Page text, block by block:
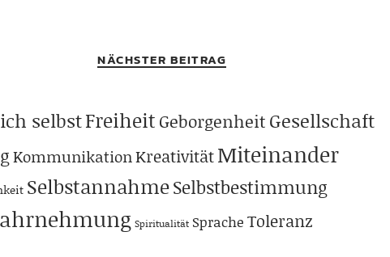
NÄCHSTER BEITRAG
selbstFreiheit Geborgenheit Gesellschaft
KommunikationKreativitätMiteinander
SelbstannahmeSelbstbestimmung
Spiritualität Sprache Toleranz